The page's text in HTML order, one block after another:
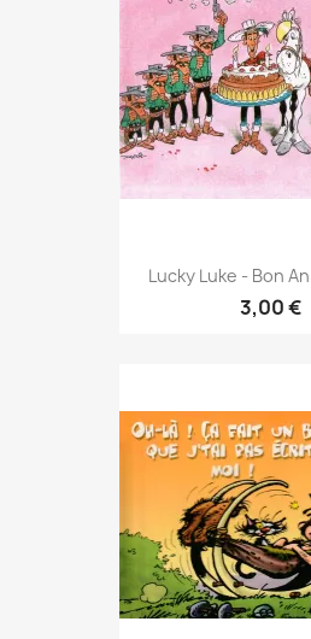
Lucky Luke - Bon
3,00 €